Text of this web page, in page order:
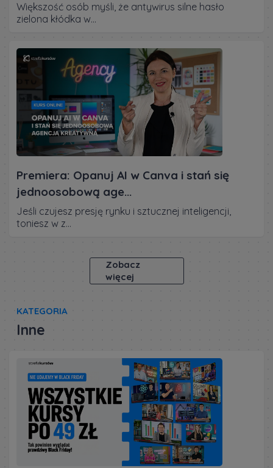
Większość osób myśli, że antywirus silne hasło
zielona kłódka w...
Premiera: Opanuj AI w Canva i stań się
jednoosobową age...
Jeśli czujesz presję rynku i sztucznej inteligencji,
toniesz w z...
Zobacz
więcej
KATEGORIA
Inne